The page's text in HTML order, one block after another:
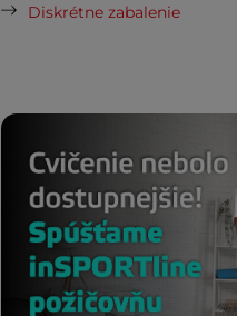
Diskrétne zabalenie